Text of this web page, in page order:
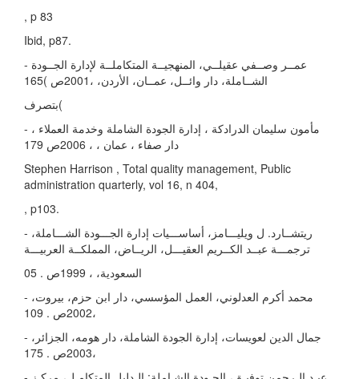
, p 83
Ibid, p87.
- عمــر وصــفي عقیلــي، المنهجیــة المتكاملــة لإدارة الجــودة
الشــاملة، دار وائــل، عمــان، الأردن، ،2001ص )165
بتصرف(
- مأمون سلیمان الدرادكة ، إدارة الجودة الشاملة وخدمة العملاء ،
دار صفاء ، عمان ، ، 2006ص 179
Stephen Harrison , Total quality management, Public
administration quarterly, vol 16, n 404,
, p103.
- ریتشــارد. ل ویلیـــامز، أساســـیات إدارة الجـــودة الشـــاملة،
ترجمـــة عبــد الكــریم العقیـــل، الریــاض، المملكــة العربیـــة
السعودیة، ، 1999ص . 05
- محمد أكرم العدلوني، العمل المؤسسي، دار ابن حزم، بیروت،
،2002ص . 109
- جمال الدین لعویسات، إدارة الجودة الشاملة، دار هومه، الجزائر،
،2003ص . 175